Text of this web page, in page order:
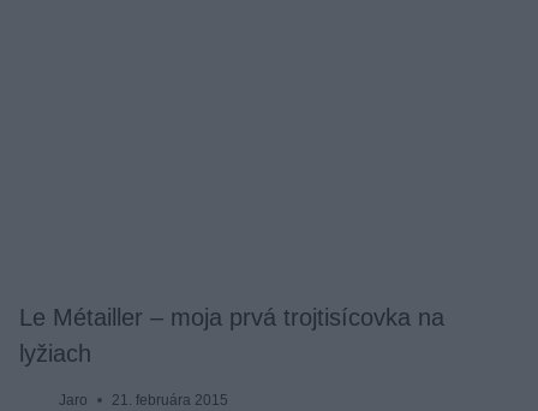
Le Métailler – moja prvá trojtisícovka na
lyžiach
Jaro 21. februára 2015